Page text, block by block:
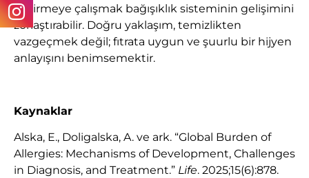
getirmeye çalışmak bağışıklık sisteminin gelişimini
zorlaştırabilir. Doğru yaklaşım, temizlikten
vazgeçmek değil; fıtrata uygun ve şuurlu bir hijyen
anlayışını benimsemektir.
Kaynaklar
Alska, E., Doligalska, A. ve ark. “Global Burden of
Allergies: Mechanisms of Development, Challenges
in Diagnosis, and Treatment.” Life. 2025;15(6):878.